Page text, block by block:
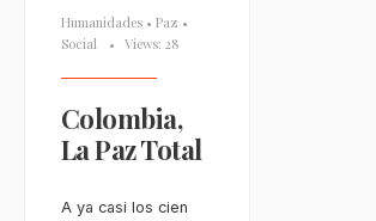
Humanidades • Paz •
Social
• Views: 28
Colombia,
La Paz Total
A ya casi los cien